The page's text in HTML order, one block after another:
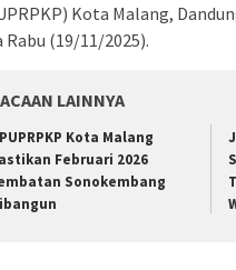
Kota Malang,
Rabu (19/11/2025).
LAINNYA
Kota Malang
Februari 2026
Sonokembang